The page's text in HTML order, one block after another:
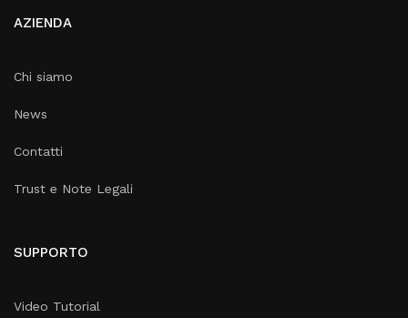
AZIENDA
Chi siamo
News
Contatti
Trust e Note Legali
SUPPORTO
Video Tutorial